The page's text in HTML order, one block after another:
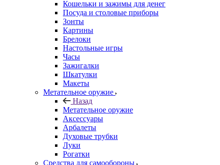
Кошельки и зажимы для денег
Посуда и столовые приборы
Зонты
Картины
Брелоки
Настольные игры
Часы
Зажигалки
Шкатулки
Макеты
Метательное оружие
Назад
Метательное оружие
Аксессуары
Арбалеты
Духовые трубки
Луки
Рогатки
Средства для самообороны